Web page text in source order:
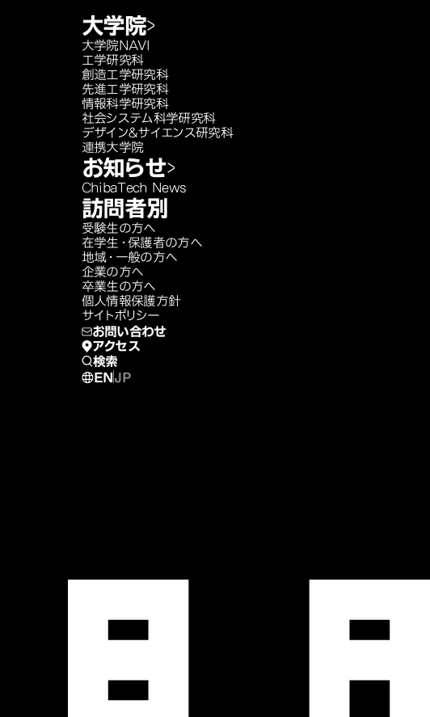
大学院
大学院NAVI
工学研究科
創造工学研究科
先進工学研究科
情報科学研究科
社会システム科学研究科
デザイン＆サイエンス研究科
連携大学院
お知らせ
ChibaTech News
訪問者別
受験生の方へ
在学生・保護者の方へ
地域・一般の方へ
企業の方へ
卒業生の方へ
個人情報保護方針
サイトポリシー
お問い合わせ
アクセス
検索
EN JP